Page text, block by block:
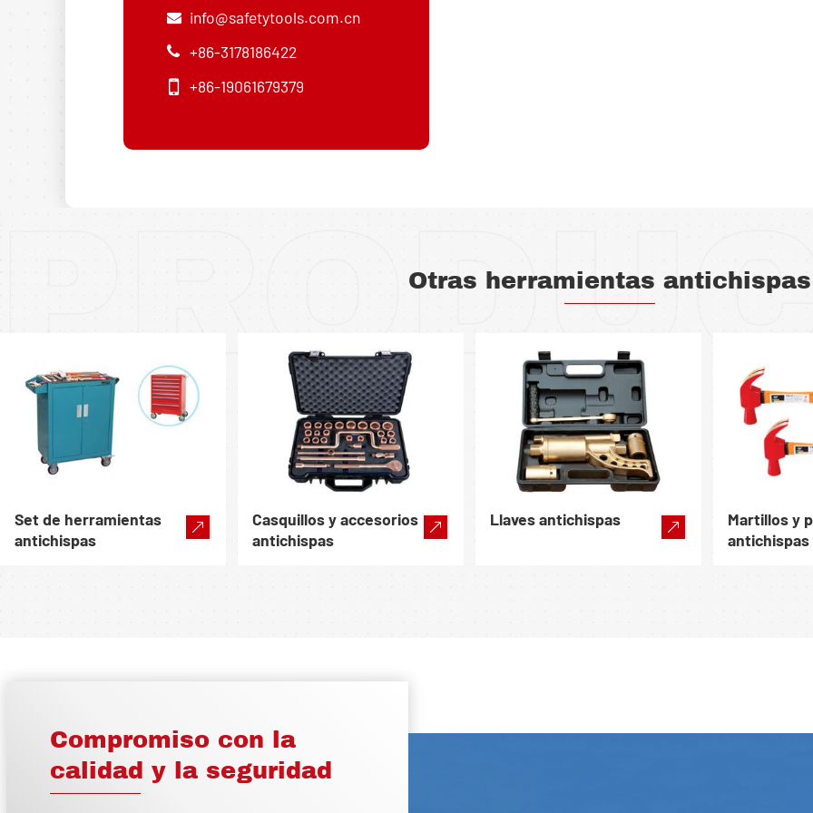
info@safetytools.com.cn
+86-3178186422
+86-19061679379
Otras herramientas antichispas
Set de herramientas
antichispas
Casquillos y accesorios
antichispas
Llaves antichispas
Martillos y
antichispas
Compromiso con la
calidad y la seguridad